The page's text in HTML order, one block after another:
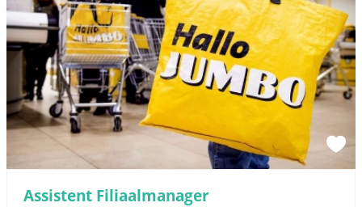
Assistent Filiaalmanager